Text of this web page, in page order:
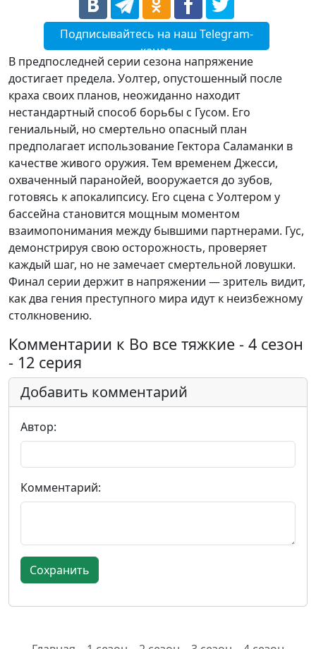
Подписывайтесь на наш Telegram-
канал
В предпоследней серии сезона напряжение
достигает предела. Уолтер, опустошенный после
краха своих планов, неожиданно находит
нестандартный способ борьбы с Гусом. Его
гениальный, но смертельно опасный план
предполагает использование Гектора Саламанки в
качестве живого оружия. Тем временем Джесси,
охваченный паранойей, вооружается до зубов,
готовясь к апокалипсису. Его сцена с Уолтером у
бассейна становится мощным моментом
взаимопонимания между бывшими партнерами. Гус,
демонстрируя свою осторожность, проверяет
каждый шаг, но не замечает смертельной ловушки.
Финал серии держит в напряжении — зритель видит,
как два гения преступного мира идут к неизбежному
столкновению.
Комментарии к Во все тяжкие - 4 сезон
- 12 серия
Добавить комментарий
Автор:
Комментарий: